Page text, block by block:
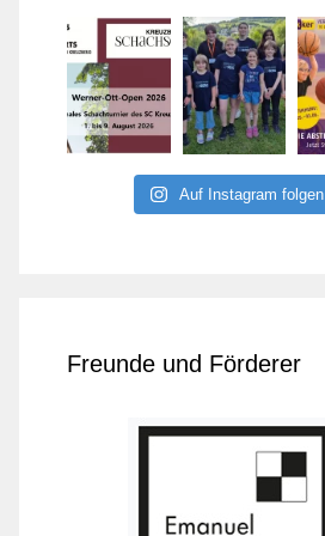
Auf Instagram folgen
Freunde und Förderer